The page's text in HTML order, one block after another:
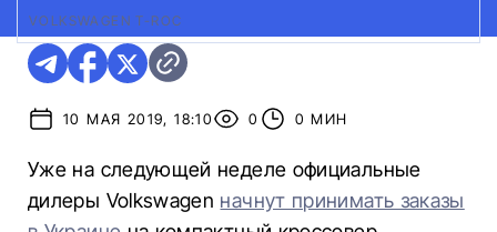
VOLKSWAGEN T-ROC
10 МАЯ 2019, 18:10 0 0 МИН
Уже на следующей неделе официальные
дилеры Volkswagen начнут принимать заказы